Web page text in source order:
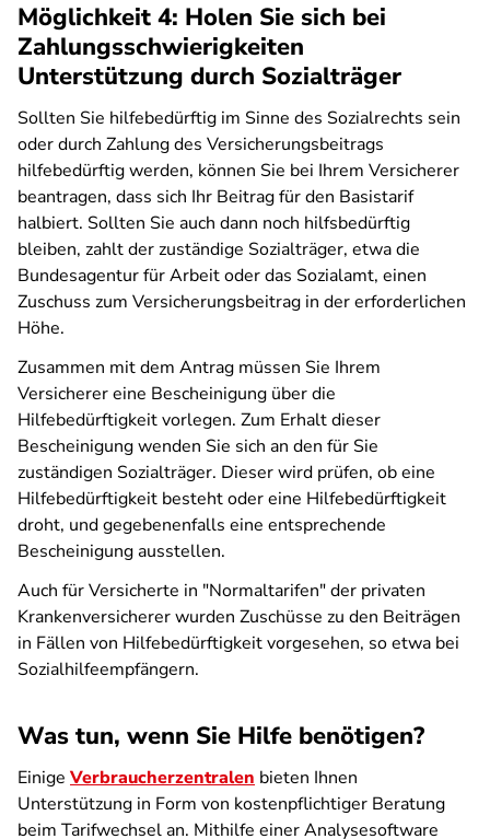
Möglichkeit 4: Holen Sie sich bei
Zahlungsschwierigkeiten
Unterstützung durch Sozialträger
Sollten Sie hilfebedürftig im Sinne des Sozialrechts sein
oder durch Zahlung des Versicherungsbeitrags
hilfebedürftig werden, können Sie bei Ihrem Versicherer
beantragen, dass sich Ihr Beitrag für den Basistarif
halbiert. Sollten Sie auch dann noch hilfsbedürftig
bleiben, zahlt der zuständige Sozialträger, etwa die
Bundesagentur für Arbeit oder das Sozialamt, einen
Zuschuss zum Versicherungsbeitrag in der erforderlichen
Höhe.
Zusammen mit dem Antrag müssen Sie Ihrem
Versicherer eine Bescheinigung über die
Hilfebedürftigkeit vorlegen. Zum Erhalt dieser
Bescheinigung wenden Sie sich an den für Sie
zuständigen Sozialträger. Dieser wird prüfen, ob eine
Hilfebedürftigkeit besteht oder eine Hilfebedürftigkeit
droht, und gegebenenfalls eine entsprechende
Bescheinigung ausstellen.
Auch für Versicherte in "Normaltarifen" der privaten
Krankenversicherer wurden Zuschüsse zu den Beiträgen
in Fällen von Hilfebedürftigkeit vorgesehen, so etwa bei
Sozialhilfeempfängern.
Was tun, wenn Sie Hilfe benötigen?
Einige Verbraucherzentralen bieten Ihnen
Unterstützung in Form von kostenpflichtiger Beratung
beim Tarifwechsel an. Mithilfe einer Analysesoftware